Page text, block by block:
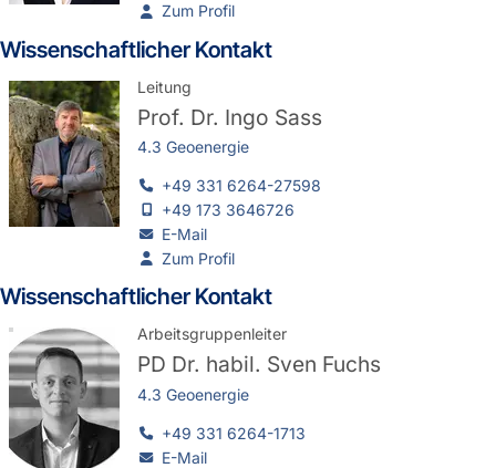
Zum Profil
Wissenschaftlicher Kontakt
Leitung
Prof. Dr. Ingo Sass
4.3 Geoenergie
+49 331 6264-27598
+49 173 3646726
E-Mail
Zum Profil
Wissenschaftlicher Kontakt
Arbeitsgruppenleiter
PD Dr. habil. Sven Fuchs
4.3 Geoenergie
+49 331 6264-1713
E-Mail